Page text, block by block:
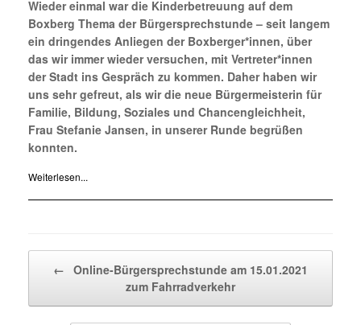
Wieder einmal war die Kinderbetreuung auf dem
Boxberg Thema der Bürgersprechstunde – seit langem
ein dringendes Anliegen der Boxberger*innen, über
das wir immer wieder versuchen, mit Vertreter*innen
der Stadt ins Gespräch zu kommen. Daher haben wir
uns sehr gefreut, als wir die neue Bürgermeisterin für
Familie, Bildung, Soziales und Chancengleichheit,
Frau Stefanie Jansen, in unserer Runde begrüßen
konnten.
Weiterlesen...
← Online-Bürgersprechstunde am 15.01.2021
zum Fahrradverkehr